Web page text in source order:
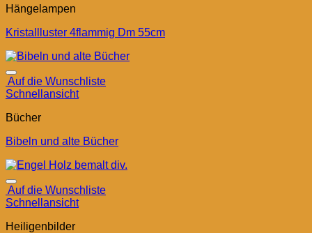
Hängelampen
Kristallluster 4flammig Dm 55cm
Auf die Wunschliste
Schnellansicht
Bücher
Bibeln und alte Bücher
Auf die Wunschliste
Schnellansicht
Heiligenbilder